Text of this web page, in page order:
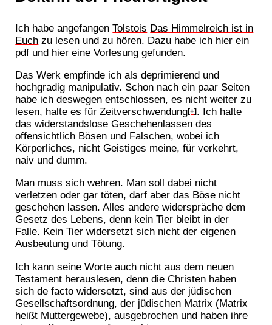
Ich habe angefangenTolstois Das Himmelreich ist in
Euch zu lesen und zu hören. Dazu habe ich hier ein
pdf und hier eineVorlesung gefunden.
Das Werk empfinde ich als deprimierend und
hochgradig manipulativ. Schon nach ein paar Seiten
habe ich deswegen entschlossen, es nicht weiter zu
lesen, halte es fürZeitverschwendung[+] . Ich halte
das widerstandslose Geschehenlassen des
offensichtlich Bösen und Falschen, wobei ich
Körperliches, nicht Geistiges meine, für verkehrt,
naiv und dumm.
Man muss sich wehren. Man soll dabei nicht
verletzen oder gar töten, darf aber das Böse nicht
geschehen lassen. Alles andere widerspräche dem
Gesetz des Lebens, denn kein Tier bleibt in der
Falle. Kein Tier widersetzt sich nicht der eigenen
Ausbeutung und Tötung.
Ich kann seine Worte auch nicht aus dem neuen
Testament herauslesen, denn die Christen haben
sich de facto widersetzt, sind aus der jüdischen
Gesellschaftsordnung, der jüdischen Matrix (Matrix
heißt Muttergewebe), ausgebrochen und haben ihre